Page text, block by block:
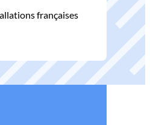
françaises